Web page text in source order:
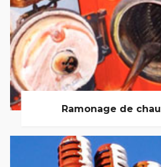
Ramonage de